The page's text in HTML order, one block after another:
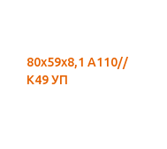
80х59х8,1 А110//
К49 УП